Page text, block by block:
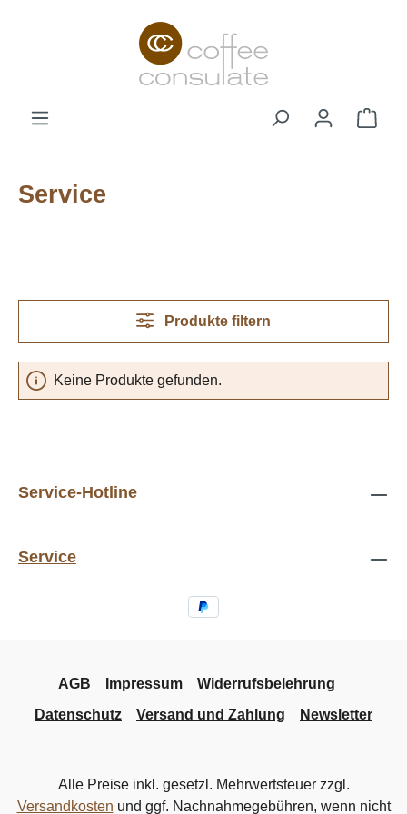
Zum Hauptinhalt springen
Service
Produkte filtern
Keine Produkte gefunden.
Service-Hotline
Service
AGB Impressum
Widerrufsbelehrung
Datenschutz
Versand und Zahlung Newsletter
Alle Preise inkl. gesetzl. Mehrwertsteuer zzgl.
Versandkosten und ggf. Nachnahmegebühren, wenn nicht